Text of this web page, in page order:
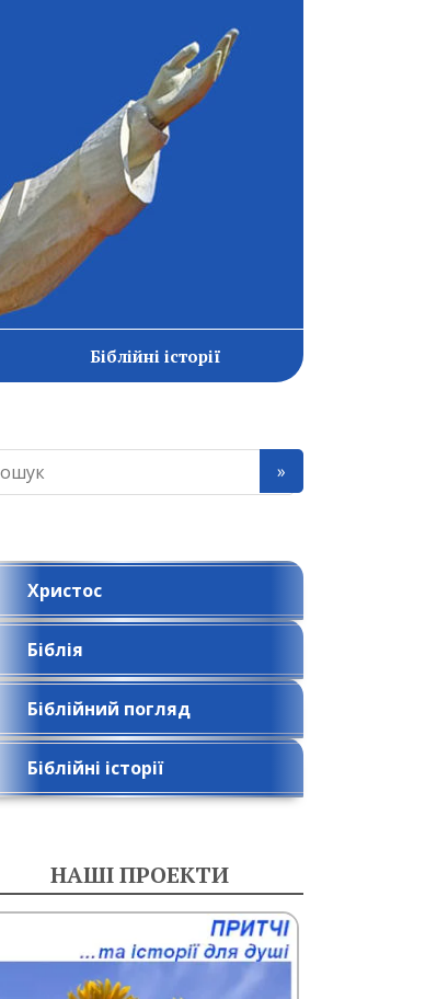
Біблійні історії
Христос
Біблія
Біблійний погляд
Біблійні історії
НАШІ ПРОЕКТИ